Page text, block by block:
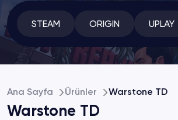
STEAM ORIGIN UPLAY
Ana Sayfa Ürünler Warstone TD
Warstone TD